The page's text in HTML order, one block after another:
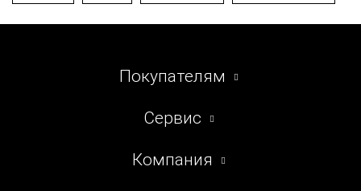
Покупателям
Сервис
Компания